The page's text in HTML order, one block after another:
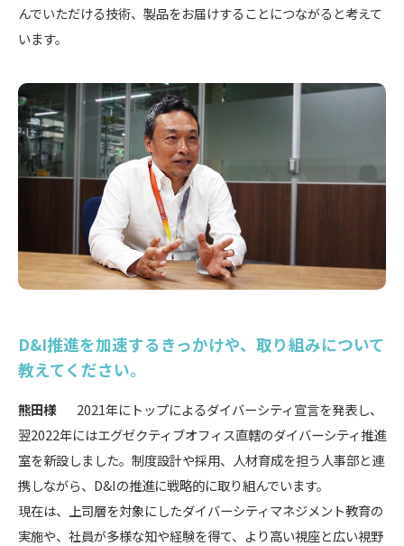
んでいただける技術、製品をお届けすることにつながると考えて
います。
D&I推進を加速するきっかけや、取り組みについて
教えてください。
熊田様
2021年にトップによるダイバーシティ宣言を発表し、
翌2022年にはエグゼクティブオフィス直轄のダイバーシティ推進
室を新設しました。制度設計や採用、人材育成を担う人事部と連
携しながら、D&Iの推進に戦略的に取り組んでいます。
現在は、上司層を対象にしたダイバーシティマネジメント教育の
実施や、社員が多様な知や経験を得て、より高い視座と広い視野